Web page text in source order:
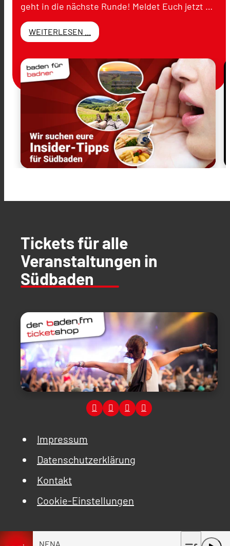
geht in die nächste Runde! Meldet Euch jetzt …
WEITERLESEN ...
Tickets für alle
Veranstaltungen in
Südbaden
Impressum
Datenschutzerklärung
Kontakt
Cookie-Einstellungen
NENA